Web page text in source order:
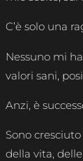
C’è solo una
Nessuno mi
valori sani,
Anzi, è
Sono
della vita,